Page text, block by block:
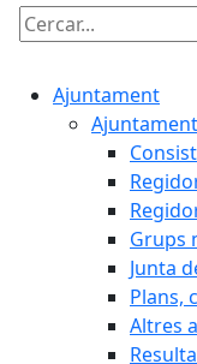
Cercar:
Ajuntament
Ajuntament
Grups
Junta
Plans,
Altres